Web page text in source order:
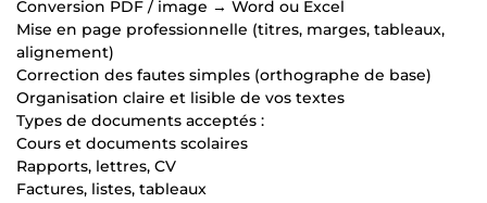
Conversion PDF / image → Word ou Excel
Mise en page professionnelle (titres, marges, tableaux,
alignement)
Correction des fautes simples (orthographe de base)
Organisation claire et lisible de vos textes
Types de documents acceptés :
Cours et documents scolaires
Rapports, lettres, CV
Factures, listes, tableaux